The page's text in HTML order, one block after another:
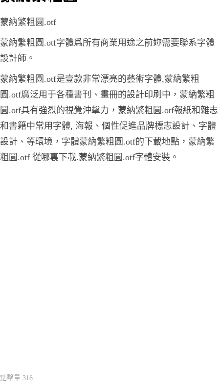
蒙納繁粗圓.otf
蒙納繁粗圓.otf字體爲所有商業用途之前妳需要聯系字體
設計師。
蒙納繁粗圓.otf是壹款非常漂亮的藝術字體,蒙納繁粗
圓.otf廣泛用于各種書刊、畫冊的設計印刷中，蒙納繁粗
圓.otf具有強烈的視覺沖擊力，蒙納繁粗圓.otf報紙和雜志
和書籍中常用字體, 海報、個性促進品牌標志設計、字體
設計、等環境，字體蒙納繁粗圓.otf的下載地點，蒙納繁
粗圓.otf 從哪裏下載.蒙納繁粗圓.otf字體安裝。
點擊量:316